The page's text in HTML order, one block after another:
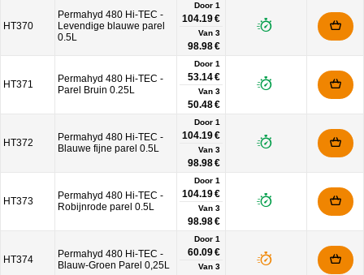
HT370
Permahyd 480 Hi-TEC -
Levendige blauwe parel
0.5L
Door 1
104.19 €
Van 3
98.98 €
HT371
Permahyd 480 Hi-TEC -
Parel Bruin 0.25L
Door 1
53.14 €
Van 3
50.48 €
HT372
Permahyd 480 Hi-TEC -
Blauwe fijne parel 0.5L
Door 1
104.19 €
Van 3
98.98 €
HT373
Permahyd 480 Hi-TEC -
Robijnrode parel 0.5L
Door 1
104.19 €
Van 3
98.98 €
HT374
Permahyd 480 Hi-TEC -
Blauw-Groen Parel 0,25L
Door 1
60.09 €
Van 3